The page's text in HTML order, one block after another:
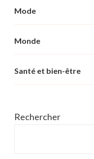
Mode
Monde
Santé et bien-être
Rechercher